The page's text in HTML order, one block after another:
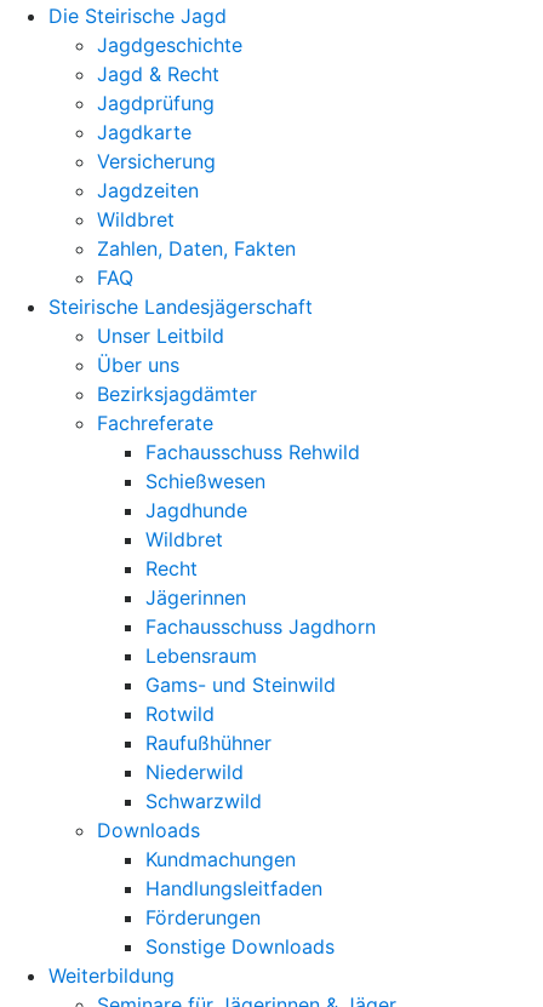
Die Steirische Jagd
Jagdgeschichte
Jagd & Recht
Jagdprüfung
Jagdkarte
Versicherung
Jagdzeiten
Wildbret
Zahlen, Daten, Fakten
FAQ
Steirische Landesjägerschaft
Unser Leitbild
Über uns
Bezirksjagdämter
Fachreferate
Fachausschuss Rehwild
Schießwesen
Jagdhunde
Wildbret
Recht
Jägerinnen
Fachausschuss Jagdhorn
Lebensraum
Gams- und Steinwild
Rotwild
Raufußhühner
Niederwild
Schwarzwild
Downloads
Kundmachungen
Handlungsleitfaden
Förderungen
Sonstige Downloads
Weiterbildung